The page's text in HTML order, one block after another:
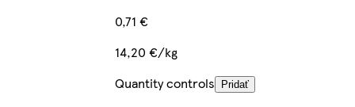
0,71 €
14,20 €/kg
Quantity controls
Pridať